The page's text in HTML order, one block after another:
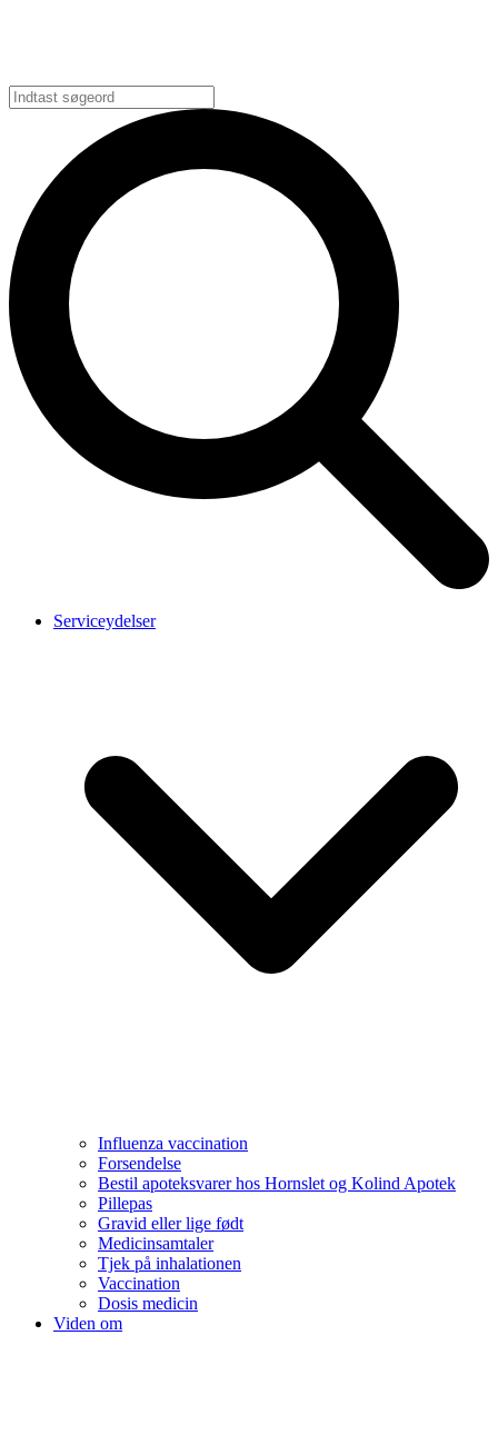
Serviceydelser
Influenza vaccination
Forsendelse
Bestil apoteksvarer hos Hornslet og Kolind Apotek
Pillepas
Gravid eller lige født
Medicinsamtaler
Tjek på inhalationen
Vaccination
Dosis medicin
Viden om